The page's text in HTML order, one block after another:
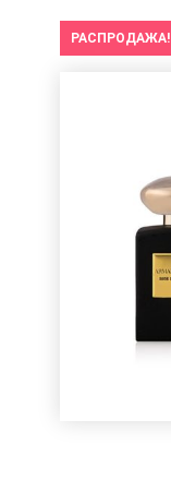
РАСПРОДАЖА!